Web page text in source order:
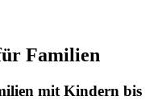
Familien
mit Kindern bis